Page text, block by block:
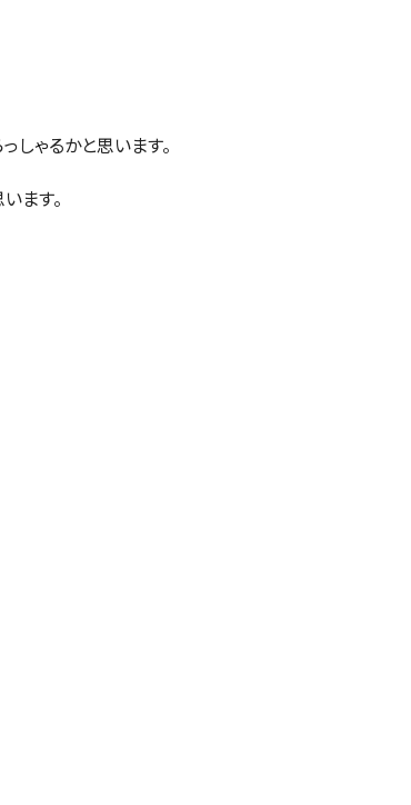
しゃるかと思います。
ます。